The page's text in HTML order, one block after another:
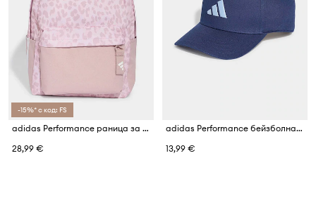
-15%* с код: FS
adidas Performance раница за деца
28,99 €
adidas Performance бейзболна шапка за деца от памук
13,99 €